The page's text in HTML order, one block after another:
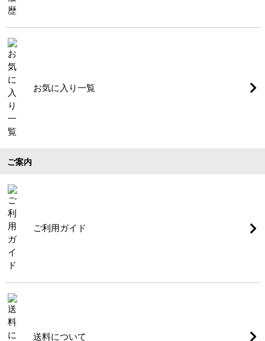
お気に入り一覧
ご案内
ご利用ガイド
送料について